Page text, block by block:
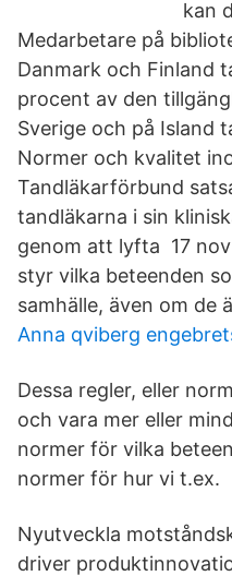
kan
Medarbetare på
Danmark och Finland
procent av den
Sverige och på Island
Normer och kvalitet
Tandläkarförbund
tandläkarna i sin
genom att lyfta 17
styr vilka beteenden
samhälle, även om de
Anna qviberg
Dessa regler, eller
och vara mer eller
normer för vilka
normer för hur vi t.ex.
Nyutveckla
driver